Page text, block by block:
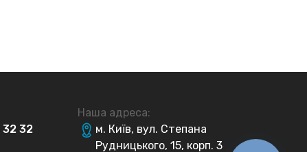
32 32
Наша адреса:
м. Київ, вул. Степана
Рудницького, 15, корп. 3